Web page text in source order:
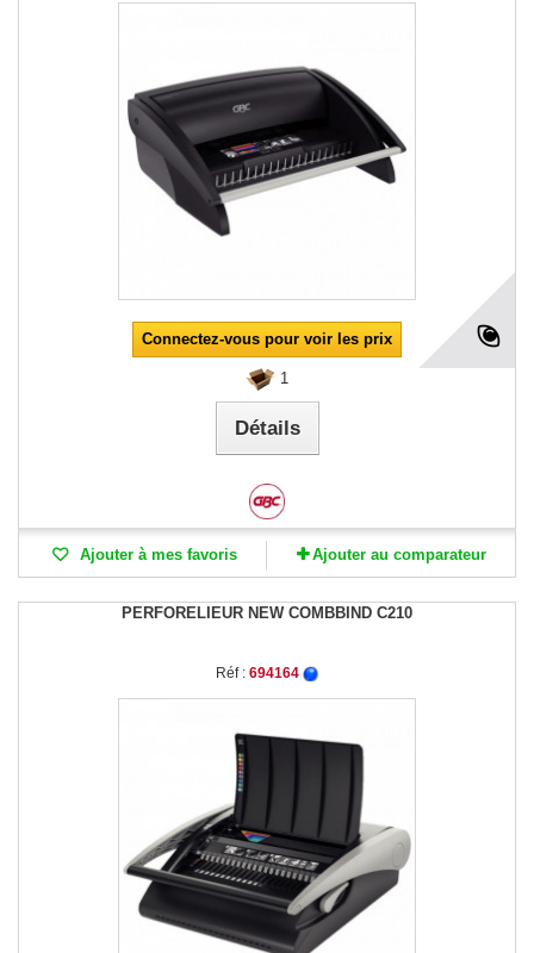
Connectez-vous pour voir les prix
1
Détails
Ajouter à mes favoris Ajouter au comparateur
PERFORELIEUR NEW COMBBIND C210
Réf : 694164